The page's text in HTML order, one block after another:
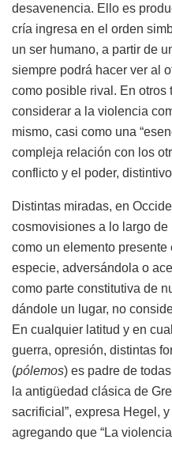
desavenencia. Ello es
cría ingresa en el orden
un ser humano, a partir de
siempre podrá hacer ver al
como posible rival. En otros
considerar a la violencia
mismo, casi como una
compleja relación con los
conflicto y el poder,
Distintas miradas, en
cosmovisiones a lo largo
como un elemento
especie, adversándola o
como parte constitutiva de
dándole un lugar, no
En cualquier latitud y en
guerra, opresión, distintas
(pólemos) es padre de
la antigüedad clásica de
sacrificial”, expresa Hegel,
agregando que “La